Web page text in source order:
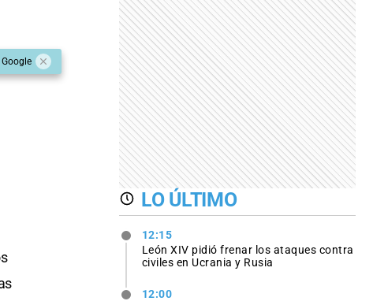
LO ÚLTIMO
12:15
León XIV pidió frenar los ataques contra
civiles en Ucrania y Rusia
12:00